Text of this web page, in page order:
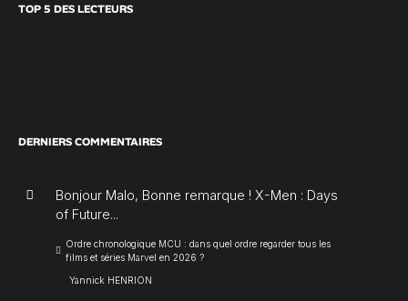
TOP 5 DES LECTEURS
DERNIERS COMMENTAIRES
Bonjour Malo, Bonne remarque ! X-Men : Days
of Future...
Ordre chronologique MCU : dans quel ordre regarder tous les
films et séries Marvel en 2026 ?
Yannick HENRION